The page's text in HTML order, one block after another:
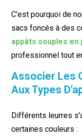
C'est pourquoi de
sacs foncés à des
appâts souples en
professionnel tout
Associer Les
Aux Types
Différents leurres
certaines couleurs :